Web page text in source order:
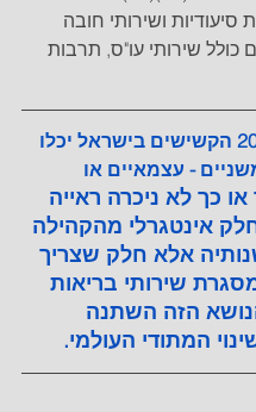
סיעודיות ושירותי חובה
כולל שירותי עו"ס, תרבות
עד לשנת 2021 הקשישים בישראל יכלו
- עצמאיים או
או כך לא ניכרה ראייה
אינטגרלי מהקהילה
אלא חלק שצריך
שירותי בריאות
הזה השתנה
המתודי העולמי.